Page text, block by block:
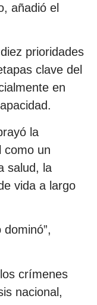
añadió el
prioridades
clave del
en
la
como un
salud, la
vida a largo
crímenes
nacional,